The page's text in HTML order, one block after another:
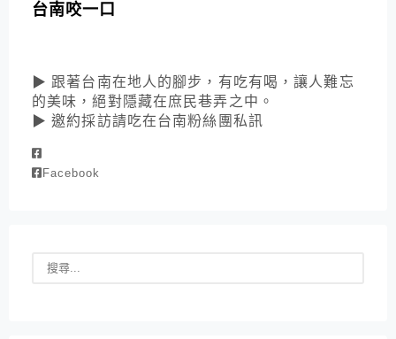
台南咬一口
▶ 跟著台南在地人的腳步，有吃有喝，讓人難忘
的美味，絕對隱藏在庶民巷弄之中。
▶ 邀約採訪請吃在台南粉絲團私訊
Facebook